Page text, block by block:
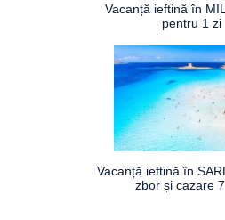
Vacanță ieftină în
pentru 1 zi
Vacanță ieftină în
zbor și cazare